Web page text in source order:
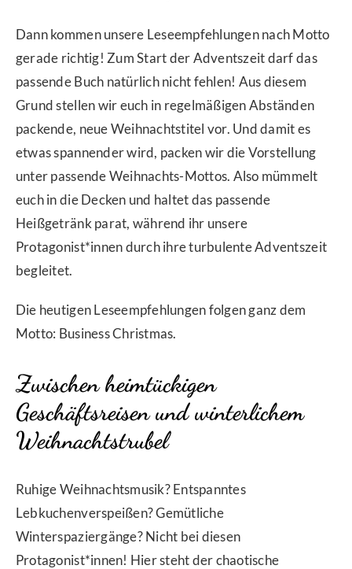
Dann kommen unsere Leseempfehlungen nach Motto
gerade richtig! Zum Start der Adventszeit darf das
passende Buch natürlich nicht fehlen! Aus diesem
Grund stellen wir euch in regelmäßigen Abständen
packende, neue Weihnachtstitel vor. Und damit es
etwas spannender wird, packen wir die Vorstellung
unter passende Weihnachts-Mottos. Also mümmelt
euch in die Decken und haltet das passende
Heißgetränk parat, während ihr unsere
Protagonist*innen durch ihre turbulente Adventszeit
begleitet.
Die heutigen Leseempfehlungen folgen ganz dem
Motto: Business Christmas.
Zwischen heimtückigen
Geschäftsreisen und winterlichem
Weihnachtstrubel
Ruhige Weihnachtsmusik? Entspanntes
Lebkuchenverspeißen? Gemütliche
Winterspaziergänge? Nicht bei diesen
Protagonist*innen! Hier steht der chaotische